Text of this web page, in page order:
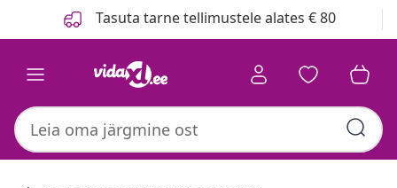
Tasuta tarne tellimustele alates € 80